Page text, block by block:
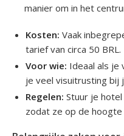
manier om in het
Kosten: Vaak
tarief van circa 50 BRL.
Voor wie: Ideaal als
je veel visuitrusting bij
Regelen: Stuur je
zodat ze op de